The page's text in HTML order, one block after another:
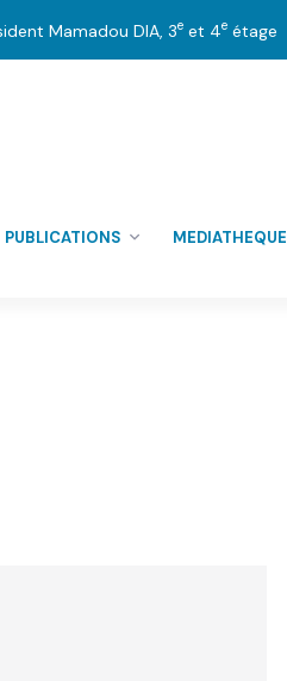
Mamadou DIA, 3e et 4e étage
PUBLICATIONS MEDIATHEQUE